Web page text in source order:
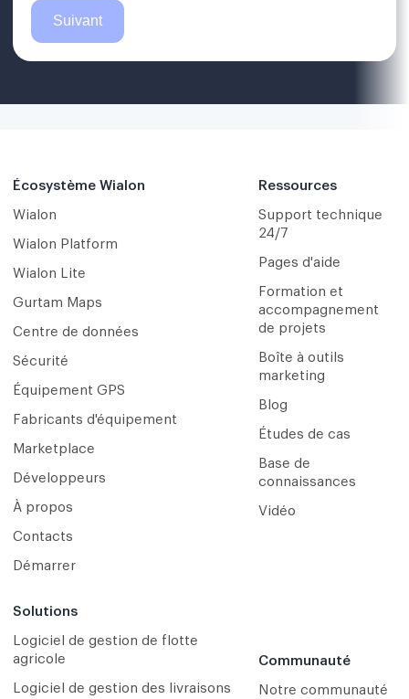
Écosystème Wialon
Wialon
Wialon Platform
Wialon Lite
Gurtam Maps
Centre de données
Sécurité
Équipement GPS
Fabricants d'équipement
Marketplace
Développeurs
À propos
Contacts
Démarrer
Solutions
Logiciel de gestion de flotte
agricole
Logiciel de gestion des livraisons
Ressources
Support technique
24/7
Pages d'aide
Formation et
accompagnement
de projets
Boîte à outils
marketing
Blog
Études de cas
Base de
connaissances
Vidéo
Communauté
Notre communauté